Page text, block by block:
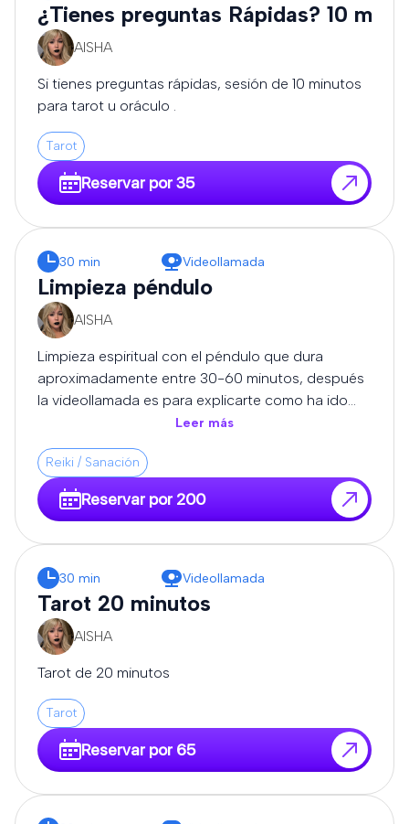
¿Tienes preguntas Rápidas? 10
AISHA
Si tienes preguntas rápidas, sesión de 10 minutos
para tarot u oráculo .
Tarot
Reservar por 35
30 min Videollamada
Limpieza péndulo
AISHA
Limpieza espiritual con el péndulo que dura
aproximadamente entre 30-60 minutos, después
la videollamada es para explicarte como ha ido
todo, y que me expongas tus dudas.
Leer más
Reiki / Sanación
Reservar por 200
30 min Videollamada
Tarot 20 minutos
AISHA
Tarot de 20 minutos
Tarot
Reservar por 65